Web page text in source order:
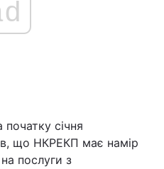
січня
що НКРЕКП має намір
послуги з